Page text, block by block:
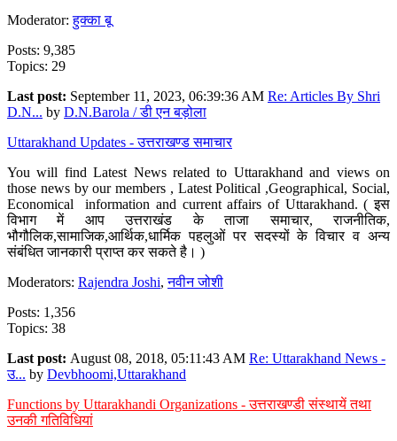
Moderator:हुक्का बू
Posts: 9,385
Topics: 29
Last post: September 11, 2023, 06:39:36 AM Re: Articles By Shri
D.N... by D.N.Barola / डी एन बड़ोला
Uttarakhand Updates - उत्तराखण्ड समाचार
You will find Latest News related to Uttarakhand and views on
those news by our members , Latest Political ,Geographical, Social,
Economical information and current affairs of Uttarakhand. ( इस
विभाग में आप उत्तराखंड के ताजा समाचार, राजनीतिक,
भौगौलिक,सामाजिक,आर्थिक,धार्मिक पहलुओं पर सदस्यों के विचार व अन्य
संबंधित जानकारी प्राप्त कर सकते है। )
Moderators: Rajendra Joshi,नवीन जोशी
Posts: 1,356
Topics: 38
Last post: August 08, 2018, 05:11:43 AM Re: Uttarakhand News -
उ... by Devbhoomi,Uttarakhand
Functions by Uttarakhandi Organizations - उत्तराखण्डी संस्थायें तथा
उनकी गतिविधियां